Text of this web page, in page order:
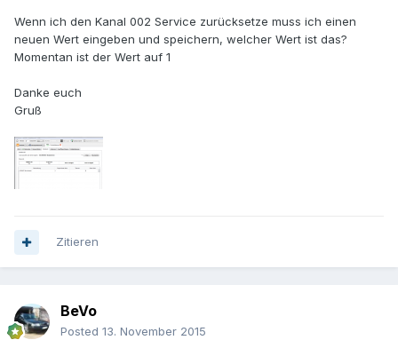
Wenn ich den Kanal 002 Service zurücksetze muss ich einen
neuen Wert eingeben und speichern, welcher Wert ist das?
Momentan ist der Wert auf 1
Danke euch
Gruß
Zitieren
BeVo
Posted 13. November 2015